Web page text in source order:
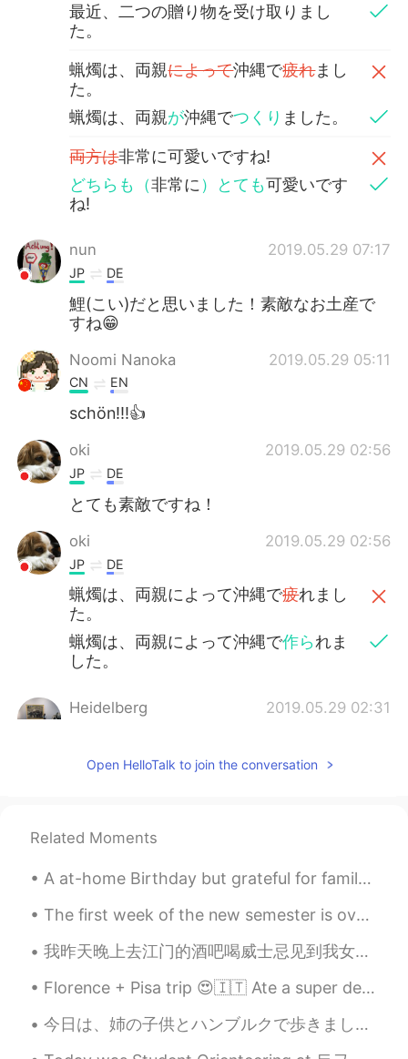
Português
最近、二つの贈り物を受け取りまし
た。
蝋燭は、両親によって沖縄で疲れまし
た。
蝋燭は、両親が沖縄でつくり ました。
両方は非常に可愛いですね!
どちらも（非常に ）とても可愛いです
ね!
nun 2019.05.29 07:17
JP DE
鯉(こい)だと思いました！素敵なお土産で
すね😁
Noomi Nanoka 2019.05.29 05:11
CN EN
schön!!!👍
oki 2019.05.29 02:56
JP DE
とても素敵ですね！
oki 2019.05.29 02:56
JP DE
蝋燭は、両親によって沖縄で疲れまし
た。
蝋燭は、両親によって沖縄で作られま
した。
Heidelberg 2019.05.29 02:31
海豚なんですね。金魚かな？と思ってまし
JP EN
貝殻の蝋燭とても綺麗です!✨
Rai 2019.05.29 01:52
Wow very cute😍
Sekko 2019.05.29 01:03
JP EN
素敵なお土産ですね ☺️🎁
Open HelloTalk to join the conversation
Related Moments
A at-home Birthday but grateful for family, friends, flowers and another year of life~! 🤗🌺 I d...
The first week of the new semester is over! I've been working yesterday and today I need to sort...
我昨天晚上去江门的酒吧喝威士忌见到我女朋友的好朋友(现在也是我的好朋友!) 我去柜台点威士忌才发现他们的选择很丰富，选择困难症又饶了。我问调酒师他的建议是啥(我喜欢酷一点的)，然后旁边的人是说,...
Florence + Pisa trip 😍🇮🇹 Ate a super delicious T-Bone steak with my friend, climbed up over 460 ...
今日は、姉の子供とハンブルクで歩きました。ドイツの町は、日本よりカラフルで汚いと思います。私のアパートの周辺はコンサートやイベントで有名です。今、完全に消えました。来年の秋前できないと思います。...